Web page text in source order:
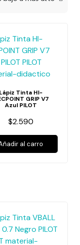
Lápiz Tinta HI-
GRIP V7
Azul PILOT
$2.590
al carro